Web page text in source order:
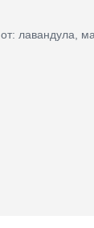
лавандула,